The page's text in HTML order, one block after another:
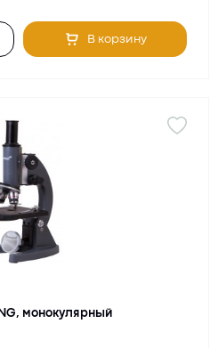
В корзину
монокулярный